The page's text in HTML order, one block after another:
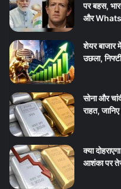
पर बहस,
और
शेयर
उछला,
सोना और
राहत,
क्या
आशंका पर